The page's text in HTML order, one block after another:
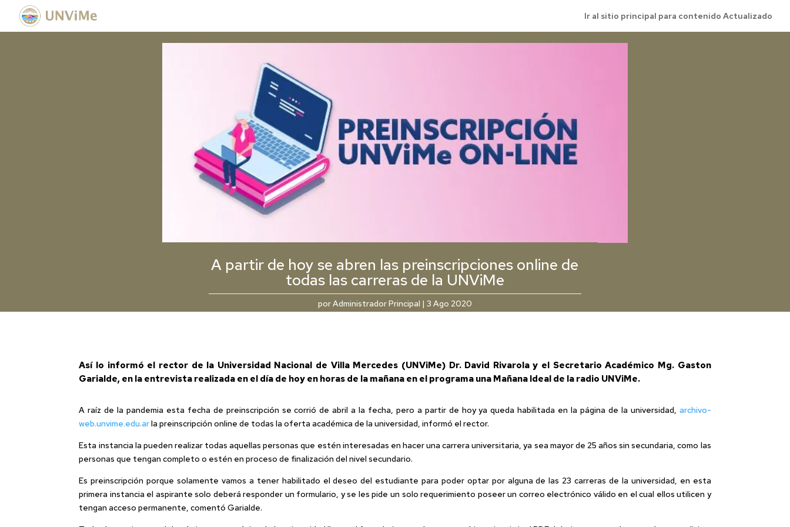
Ir al sitio principal para contenido Actualizado
A partir de hoy se abren las preinscripciones online de
todas las carreras de la UNViMe
porAdministrador Principal | 3 Ago 2020
Así lo informó el rector de la Universidad Nacional de Villa Mercedes (UNViMe) Dr. David Rivarola y el Secretario Académico Mg. Gaston
Garialde, en la entrevista realizada en el día de hoy en horas de la mañana en el programa una Mañana Ideal de la radio UNViMe.
A raíz de la pandemia esta fecha de preinscripción se corrió de abril a la fecha, pero a partir de hoy ya queda habilitada en la página de la universidad, archivo-
web.unvime.edu.arla preinscripción online de todas la oferta académica de la universidad, informó el rector.
Esta instancia la pueden realizar todas aquellas personas que estén interesadas en hacer una carrera universitaria, ya sea mayor de 25 años sin secundaria, como las
personas que tengan completo o estén en proceso de finalización del nivel secundario.
Es preinscripción porque solamente vamos a tener habilitado el deseo del estudiante para poder optar por alguna de las 23 carreras de la universidad, en esta
primera instancia el aspirante solo deberá responder un formulario, y se les pide un solo requerimiento poseer un correo electrónico válido en el cual ellos utilicen y
tengan acceso permanente, comentó Garialde.